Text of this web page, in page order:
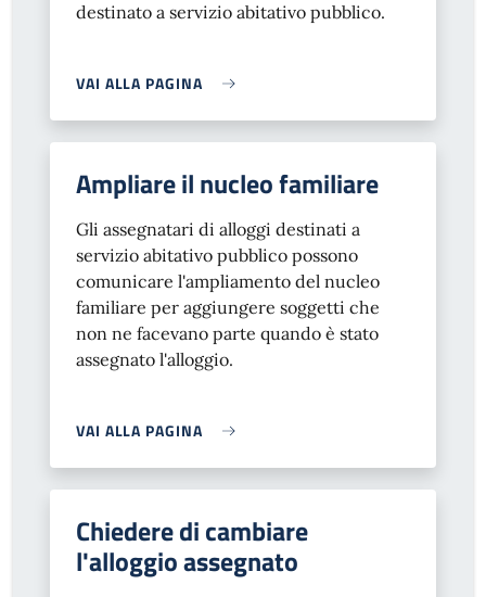
destinato a servizio abitativo pubblico.
VAI ALLA PAGINA
Ampliare il nucleo familiare
Gli assegnatari di alloggi destinati a
servizio abitativo pubblico possono
comunicare l'ampliamento del nucleo
familiare per aggiungere soggetti che
non ne facevano parte quando è stato
assegnato l'alloggio.
VAI ALLA PAGINA
Chiedere di cambiare
l'alloggio assegnato